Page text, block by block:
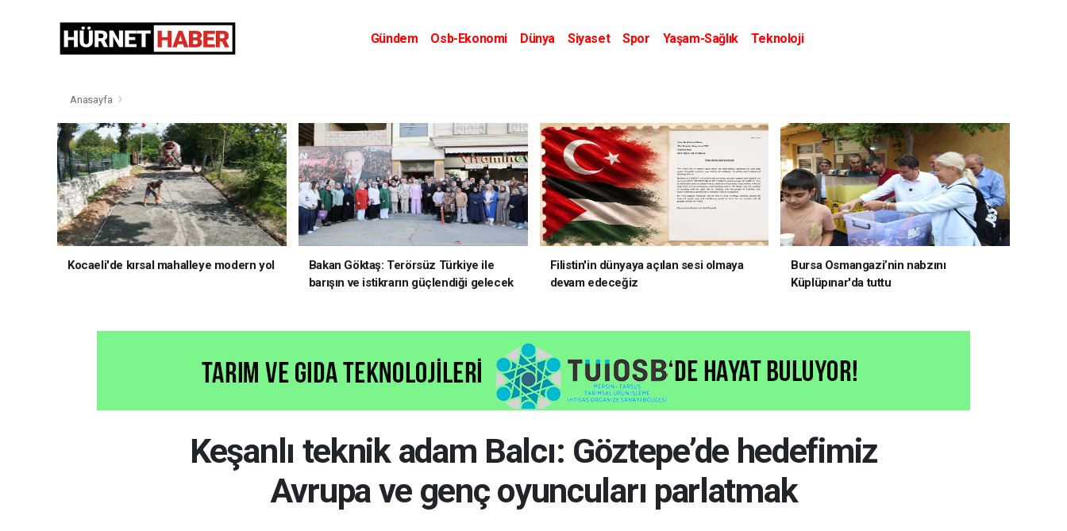
Gündem Osb-Ekonomi Dünya Siyaset Spor Yaşam-Sağlık
Teknoloji
Anasayfa
Kocaeli'de kırsal mahalleye modern yol
Bakan Göktaş: Terörsüz Türkiye ile
barışın ve istikrarın güçlendiği gelecek
Filistin'in dünyaya açılan sesi olmaya
devam edeceğiz
Bursa Osmangazi’nin nabzını
Küplüpınar'da tuttu
Keşanlı teknik adam Balcı: Göztepe’de hedefimiz
Avrupa ve genç oyuncuları parlatmak